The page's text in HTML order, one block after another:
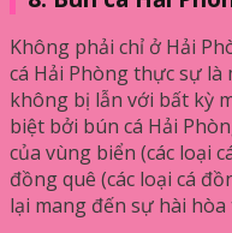
Không phải chỉ ở Hải
cá Hải Phòng thực sự
không bị lẫn với bất kỳ
biệt bởi bún cá Hải
của vùng biển (các loại
đồng quê (các loại cá
lại mang đến sự hài